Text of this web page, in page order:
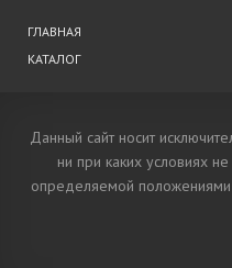
ГЛАВНАЯ
КАТАЛОГ
Данный сайт носит
ни при каких условиях
определяемой положениями